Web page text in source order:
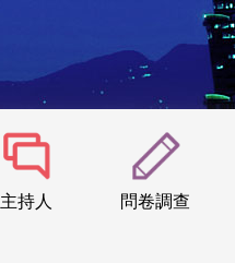
主持人 問卷調查